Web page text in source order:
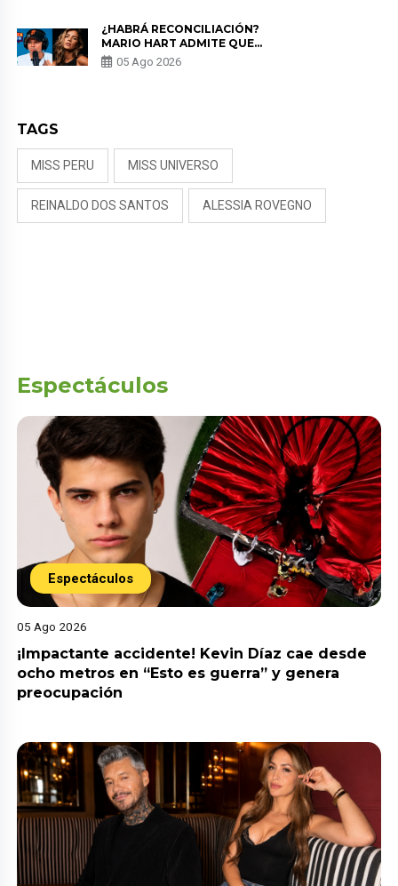
¿HABRÁ RECONCILIACIÓN?
MARIO HART ADMITE QUE
PODRÍA VOLVER CON KORINA
RIVADENEIRA: “NO LE CERRARÍA
05 Ago 2026
TAGS
MISS PERU MISS UNIVERSO
REINALDO DOS SANTOS ALESSIA ROVEGNO
Espectáculos
Espectáculos
05 Ago 2026
¡Impactante accidente! Kevin Díaz cae desde
ocho metros en “Esto es guerra” y genera
preocupación